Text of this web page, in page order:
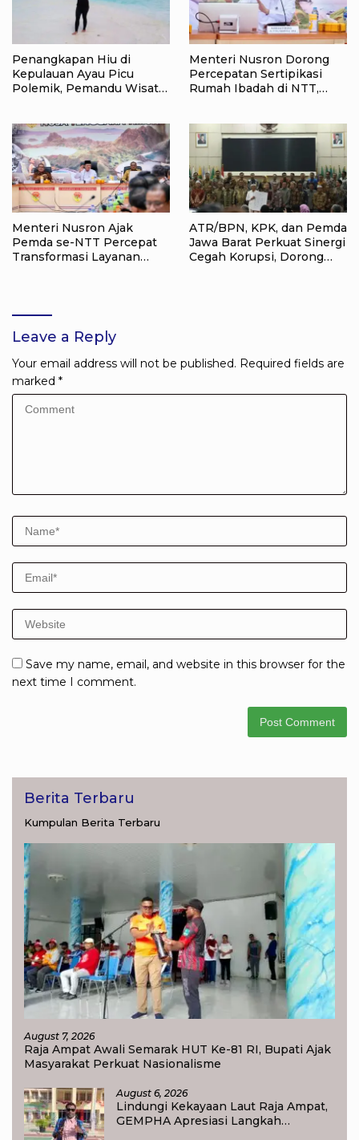
Penangkapan Hiu di
Kepulauan Ayau Picu
Polemik, Pemandu Wisata:
Menteri Nusron Dorong
Percepatan Sertipikasi
Rumah Ibadah di NTT,
Menteri Nusron Ajak
Pemda se-NTT Percepat
Transformasi Layanan
ATR/BPN, KPK, dan Pemda
Jawa Barat Perkuat Sinergi
Cegah Korupsi, Dorong
Leave a Reply
Your email address will not be published. Required fields are
marked *
Save my name, email, and website in this browser for the
next time I comment.
Berita Terbaru
Kumpulan Berita Terbaru
August 7, 2026
Raja Ampat Awali Semarak HUT Ke-81 RI, Bupati Ajak
Masyarakat Perkuat Nasionalisme
August 6, 2026
Lindungi Kekayaan Laut Raja Ampat,
GEMPHA Apresiasi Langkah